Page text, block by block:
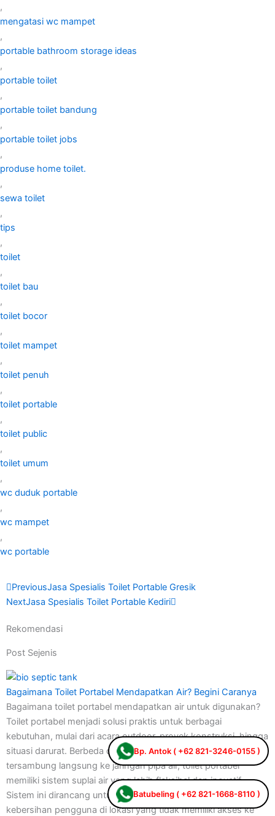
,
mengatasi wc mampet
,
portable bathroom storage ideas
,
portable toilet
,
portable toilet bandung
,
portable toilet jobs
,
produse home toilet.
,
sewa toilet
,
tips
,
toilet
,
toilet bau
,
toilet bocor
,
toilet mampet
,
toilet penuh
,
toilet portable
,
toilet public
,
toilet umum
,
wc duduk portable
,
wc mampet
,
wc portable
Prev
PreviousJasa Spesialis Toilet Portable Gresik
NextJasa Spesialis Toilet Portable Kediri
Next
Rekomendasi
Post Sejenis
Bagaimana Toilet Portabel Mendapatkan Air? Begini Caranya
Bagaimana toilet portabel mendapatkan air untuk digunakan?
Toilet portabel menjadi solusi praktis untuk berbagai
kebutuhan, mulai dari acara outdoor, proyek konstruksi, hingga
situasi darurat. Berbeda dengan toilet konvensional yang
tersambung langsung ke jaringan pipa air, toilet portabel
memiliki sistem suplai air yang lebih fleksibel dan inovatif.
Sistem ini dirancang untuk memastikan kenyamanan dan
kebersihan pengguna di lokasi yang tidak memiliki akses ke
Bp. Antok ( +62 821-3246-0155 )
Batubeling ( +62 821-1668-8110 )